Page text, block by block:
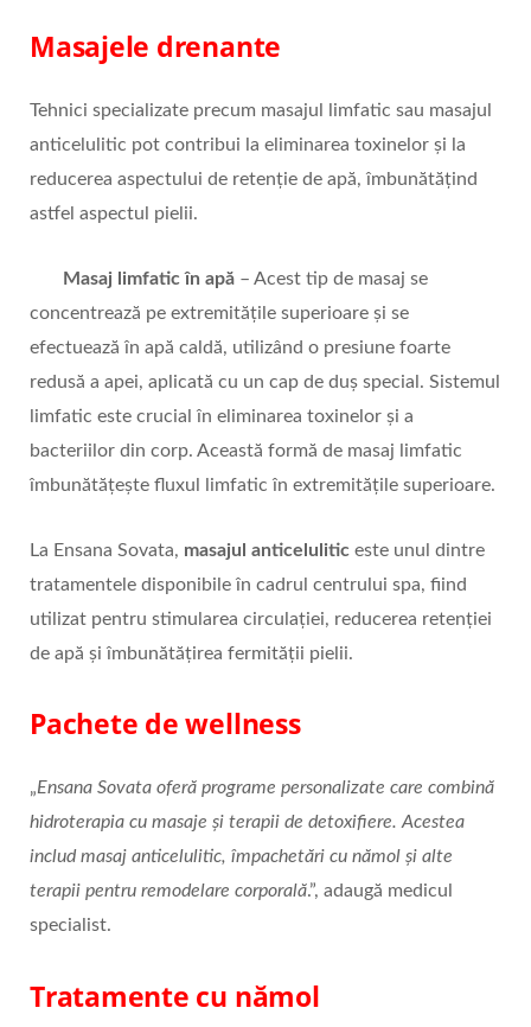
Masajele drenante
Tehnici specializate precum masajul limfatic sau masajul
anticelulitic pot contribui la eliminarea toxinelor și la
reducerea aspectului de retenție de apă, îmbunătățind
astfel aspectul pielii.
Masaj limfatic în apă – Acest tip de masaj se
concentrează pe extremitățile superioare și se
efectuează în apă caldă, utilizând o presiune foarte
redusă a apei, aplicată cu un cap de duș special. Sistemul
limfatic este crucial în eliminarea toxinelor și a
bacteriilor din corp. Această formă de masaj limfatic
îmbunătățește fluxul limfatic în extremitățile superioare.
La Ensana Sovata, masajul anticelulitic este unul dintre
tratamentele disponibile în cadrul centrului spa, fiind
utilizat pentru stimularea circulației, reducerea retenției
de apă și îmbunătățirea fermității pielii.
Pachete de wellness
„Ensana Sovata oferă programe personalizate care combină
hidroterapia cu masaje și terapii de detoxifiere. Acestea
includ masaj anticelulitic, împachetări cu nămol și alte
terapii pentru remodelare corporală.”, adaugă medicul
specialist.
Tratamente cu nămol